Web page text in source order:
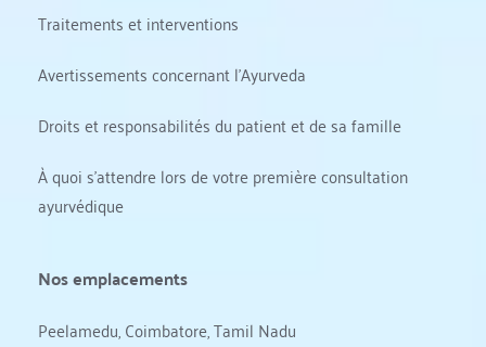
Traitements et interventions
Avertissements concernant l'Ayurveda
Droits et responsabilités du patient et de sa famille
À quoi s'attendre lors de votre première consultation
ayurvédique
Nos emplacements
Peelamedu, Coimbatore, Tamil Nadu